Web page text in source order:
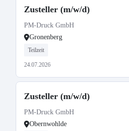
Zusteller (m/w/d)
PM-Druck GmbH
Gronenberg
Teilzeit
24.07.2026
Zusteller (m/w/d)
PM-Druck GmbH
Obernwohlde